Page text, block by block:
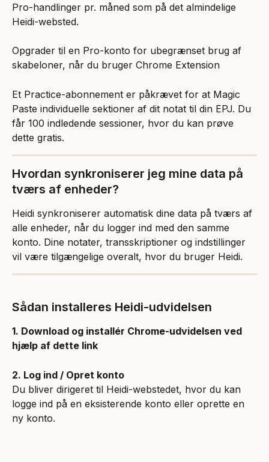
Pro-handlinger pr. måned som på det almindelige
Heidi-websted.
Opgrader til en Pro-konto for ubegrænset brug af
skabeloner, når du bruger Chrome Extension
Et Practice-abonnement er påkrævet for at Magic
Paste individuelle sektioner af dit notat til din EPJ. Du
får 100 indledende sessioner, hvor du kan prøve
dette gratis.
Hvordan synkroniserer jeg mine data på
tværs af enheder?
Heidi synkroniserer automatisk dine data på tværs af
alle enheder, når du logger ind med den samme
konto. Dine notater, transskriptioner og indstillinger
vil være tilgængelige overalt, hvor du bruger Heidi.
Sådan installeres Heidi-udvidelsen
1. Download og installér Chrome-udvidelsen ved
hjælp af dette link
2. Log ind / Opret konto
Du bliver dirigeret til Heidi-webstedet, hvor du kan
logge ind på en eksisterende konto eller oprette en
ny konto.